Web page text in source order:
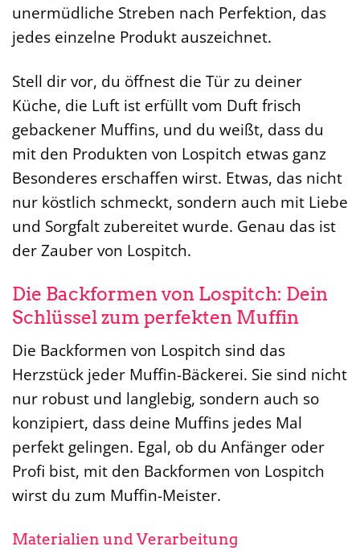
unermüdliche Streben nach Perfektion, das
jedes einzelne Produkt auszeichnet.
Stell dir vor, du öffnest die Tür zu deiner
Küche, die Luft ist erfüllt vom Duft frisch
gebackener Muffins, und du weißt, dass du
mit den Produkten von Lospitch etwas ganz
Besonderes erschaffen wirst. Etwas, das nicht
nur köstlich schmeckt, sondern auch mit Liebe
und Sorgfalt zubereitet wurde. Genau das ist
der Zauber von Lospitch.
Die Backformen von Lospitch: Dein
Schlüssel zum perfekten Muffin
Die Backformen von Lospitch sind das
Herzstück jeder Muffin-Bäckerei. Sie sind nicht
nur robust und langlebig, sondern auch so
konzipiert, dass deine Muffins jedes Mal
perfekt gelingen. Egal, ob du Anfänger oder
Profi bist, mit den Backformen von Lospitch
wirst du zum Muffin-Meister.
Materialien und Verarbeitung